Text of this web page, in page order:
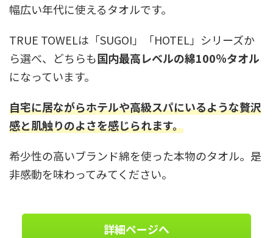
幅広い年代に使えるタオルです。
TRUE TOWELは「SUGOI」「HOTEL」シリーズか
ら選べ、どちらも国内最高レベルの綿100％タオル
になっています。
自宅に居ながらホテルや高級スパにいるような贅沢
感と肌触りのよさを感じられます。
希少性の高いブランド綿を使った本物のタオル。是
非感動を味わってみてください。
詳細ページへ